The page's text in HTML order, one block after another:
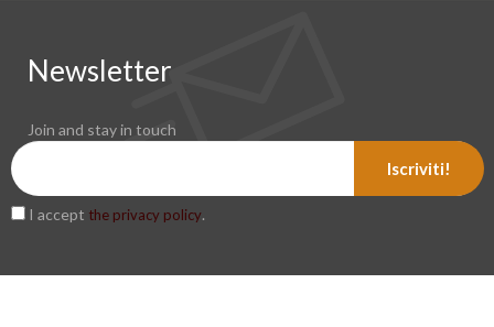
Newsletter
Join and stay in touch
Iscriviti!
I accept the privacy policy.